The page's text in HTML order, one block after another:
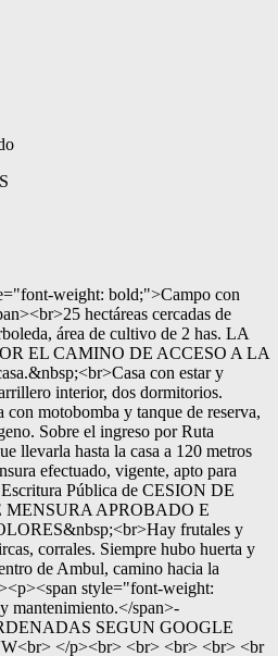
weight: bold;">Campo con
hectáreas cercadas de
área de cultivo de 2 has. LA
EL CAMINO DE ACCESO A LA
con estar y
interior, dos dormitorios.
motobomba y tanque de reserva,
Sobre el ingreso por Ruta
llevarla hasta la casa a 120 metros
efectuado, vigente, apto para
Pública de CESION DE
APROBADO E
frutales y
corrales. Siempre hubo huerta y
de Ambul, camino hacia la
style="font-weight:
mantenimiento.</span>-
SEGUN GOOGLE
</p><br> <br> <br> <br> <br